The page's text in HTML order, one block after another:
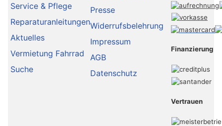
Service & Pflege
Reparaturanleitungen
Aktuelles
Vermietung Fahrrad
Suche
Presse
Widerrufsbelehrung
Impressum
AGB
Datenschutz
Finanzierung
Vertrauen